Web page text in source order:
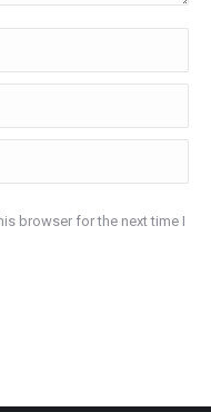
browser for the next time I